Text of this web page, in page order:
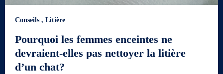
Conseils , Litière
Pourquoi les femmes enceintes ne
devraient-elles pas nettoyer la litière
d’un chat?